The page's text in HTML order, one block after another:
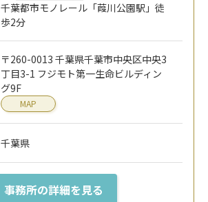
千葉都市モノレール「葭川公園駅」徒
歩2分
〒260-0013 千葉県千葉市中央区中央3
丁目3-1 フジモト第一生命ビルディン
グ9F
MAP
千葉県
事務所の詳細を見る